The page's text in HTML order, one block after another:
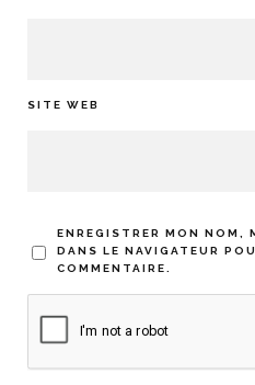
SITE WEB
ENREGISTRER MON NOM,
DANS LE NAVIGATEUR
COMMENTAIRE.